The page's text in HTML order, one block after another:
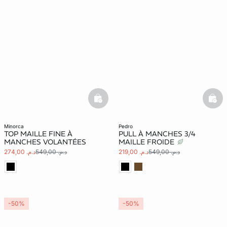
minorca
TOP MAILLE FINE À
MANCHES VOLANTÉES
د.م. 274,00 د.م. 549,00
basketfull
pedro
PULL À MANCHES 3/4
MAILLE FROIDE
د.م. 219,00 د.م. 549,00
-50% -50%